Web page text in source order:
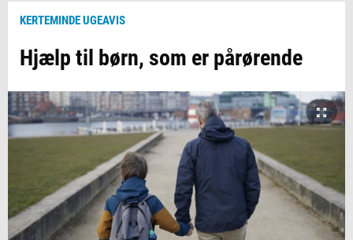
KERTEMINDE UGEAVIS
Hjælp til børn, som er pårørende